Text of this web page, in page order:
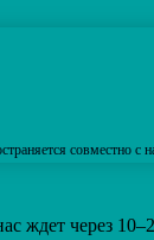
совместно с
ждет через